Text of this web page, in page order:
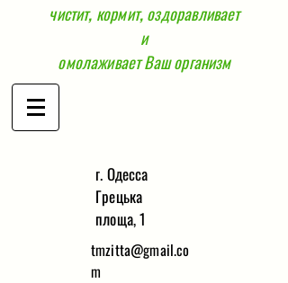
чистит, кормит, оздоравливает
и
омолаживает Ваш организм
г. Одесса
Грецька
площа, 1
tmzitta@gmail.co
m